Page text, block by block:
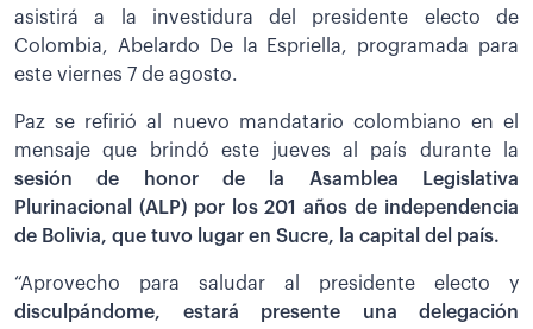
asistirá a la investidura del presidente electo de
Colombia, Abelardo De la Espriella, programada para
este viernes 7 de agosto.
Paz se refirió al nuevo mandatario colombiano en el
mensaje que brindó este jueves al país durante la
sesión de honor de la Asamblea Legislativa
Plurinacional (ALP) por los 201 años de independencia
de Bolivia, que tuvo lugar en Sucre, la capital del país.
“Aprovecho para saludar al presidente electo y
disculpándome, estará presente una delegación